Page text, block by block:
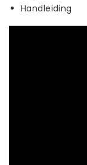
Handleiding